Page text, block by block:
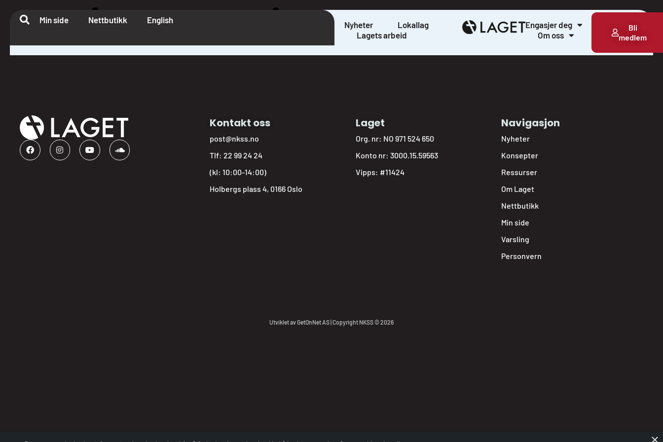
Min side Nettbutikk English Nyheter
Lokallag
Lagets arbeid
Engasjer deg
Om oss
Bli
medlem
Arild Kulleseid
Kontakt oss
post@nkss.no
Tlf:22 99 24 24
(kl: 10:00-14:00)
Holbergs plass 4, 0166 Oslo
Laget
Org. nr: NO 971 524 650
Konto nr: 3000.15.59563
Vipps: #11424
Navigasjon
Nyheter
Konsepter
Ressurser
Om Laget
Nettbutikk
Min side
Varsling
Personvern
Utviklet avGetOnNet AS | Copyright NKSS © 2026